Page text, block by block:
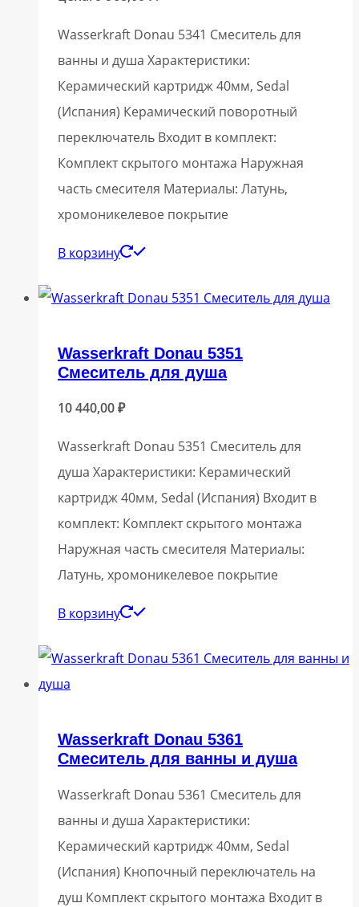
Wasserkraft Donau 5341 Смеситель для
ванны и душа Характеристики:
Керамический картридж 40мм, Sedal
(Испания) Керамический поворотный
переключатель Входит в комплект:
Комплект скрытого монтажа Наружная
часть смесителя Материалы: Латунь,
хромоникелевое покрытие
В корзину
Wasserkraft Donau 5351
Смеситель для душа
10 440,00₽
Wasserkraft Donau 5351 Смеситель для
душа Характеристики: Керамический
картридж 40мм, Sedal (Испания) Входит в
комплект: Комплект скрытого монтажа
Наружная часть смесителя Материалы:
Латунь, хромоникелевое покрытие
В корзину
Wasserkraft Donau 5361
Смеситель для ванны и душа
Wasserkraft Donau 5361 Смеситель для
ванны и душа Характеристики:
Керамический картридж 40мм, Sedal
(Испания) Кнопочный переключатель на
душ Комплект скрытого монтажа Входит в